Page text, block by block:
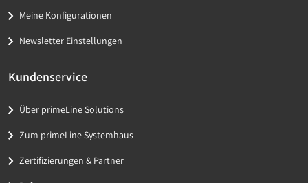
Meine Konfigurationen
Newsletter Einstellungen
Kundenservice
Über primeLine Solutions
Zum primeLine Systemhaus
Zertifizierungen & Partner